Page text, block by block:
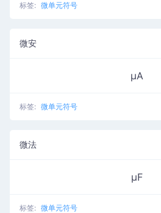
标签: 微单元符号
微安
µA
标签: 微单元符号
微法
µF
标签: 微单元符号